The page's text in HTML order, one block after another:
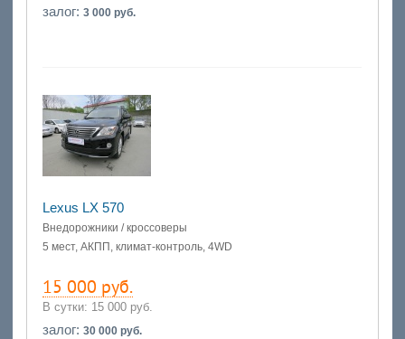
залог:3 000 руб.
Lexus LX 570
Внедорожники / кроссоверы
5 мест, АКПП, климат-контроль, 4WD
15 000 руб.
В сутки: 15 000 руб.
залог:30 000 руб.